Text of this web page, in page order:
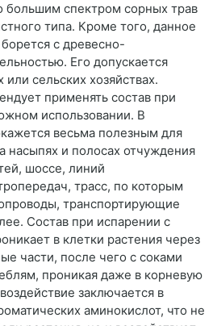
большим спектром сорных трав
типа. Кроме того, данное
с древесно-
Его допускается
или сельских хозяйствах.
применять состав при
использовании. В
весьма полезным для
насыпях и полосах отчуждения
шоссе, линий
трасс, по которым
транспортирующие
Состав при испарении с
в клетки растения через
части, после чего с соками
проникая даже в корневую
заключается в
аминокислот, что не